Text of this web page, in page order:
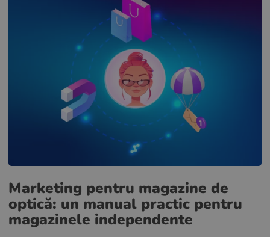
Marketing pentru magazine de
optică: un manual practic pentru
magazinele independente